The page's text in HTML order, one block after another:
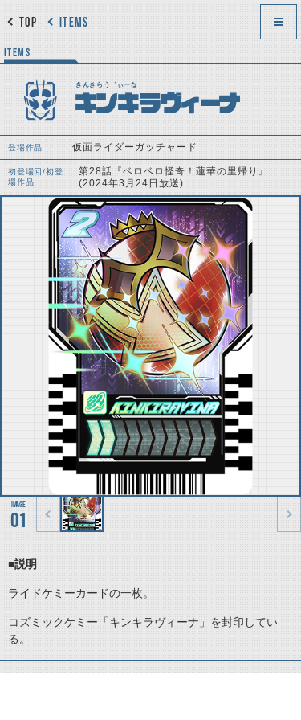
ITEMS
TOP
ITEMS
きんきらう゛ぃーな
キンキラヴィーナ
登場作品 仮面ライダーガッチャード
初登場回/初登
場作品
第28話『ベロベロ怪奇！蓮華の里帰り』
(2024年3月24日放送)
01
■説明
ライドケミーカードの一枚。
コズミックケミー「キンキラヴィーナ」を封印してい
る。